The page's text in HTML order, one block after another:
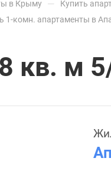
в Крыму — Купить
1-комн. апартаменты в
кв. м